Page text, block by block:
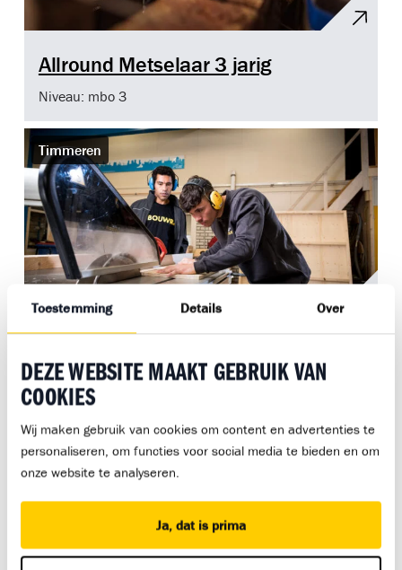
Toestemming Details Over
DEZE WEBSITE MAAKT GEBRUIK VAN
COOKIES
Wij maken gebruik van cookies om content en advertenties te
personaliseren, om functies voor social media te bieden en om
onze website te analyseren.
Ja, dat is prima
Allround Metselaar 3 jarig
Niveau: mbo 3
Timmeren
Leerloopbaanpad Timmeren
Niveau:
Metselen